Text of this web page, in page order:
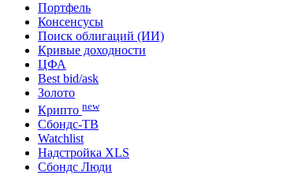
Портфель
Консенсусы
Поиск облигаций (ИИ)
Кривые доходности
ЦФА
Best bid/ask
Золото
Крипто new
Сбондс-ТВ
Watchlist
Надстройка XLS
Сбондс Люди